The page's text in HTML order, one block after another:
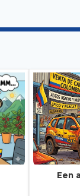
Een